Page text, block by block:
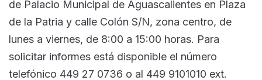
de Palacio Municipal de Aguascalientes en Plaza
de la Patria y calle Colón S/N, zona centro, de
lunes a viernes, de 8:00 a 15:00 horas. Para
solicitar informes está disponible el número
telefónico 449 27 0736 o al 449 9101010 ext.